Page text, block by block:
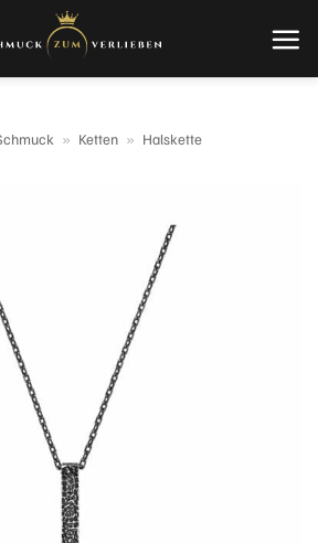
» Ketten » Halskette